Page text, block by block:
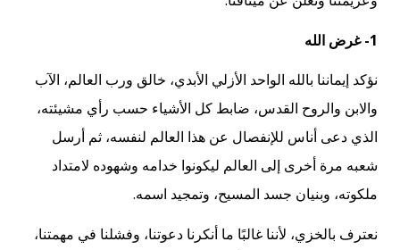
1- غرض الله
نؤكد إيماننا بالله الواحد الأزلي الأبدي، خالق ورب العالم، الآب
والابن والروح القدس، ضابط كل الأشياء حسب رأي مشيئته،
الذي دعى أناس للإنفصال عن هذا العالم لنفسه، ثم أرسل
شعبه مرة أخرى إلى العالم ليكونوا خدامه وشهوده لامتداد
ملكوته، وبنيان جسد المسيح، وتمجيد اسمه.
نعترف بالخزي، لأننا غالبًا ما أنكرنا دعوتنا، وفشلنا في مهمتنا،